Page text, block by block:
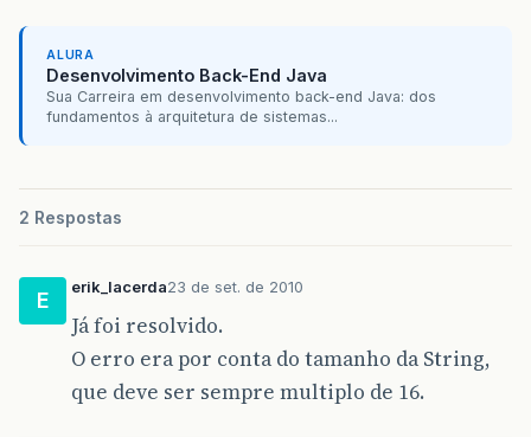
ALURA
Desenvolvimento Back-End Java
Sua Carreira em desenvolvimento back-end Java: dos
fundamentos à arquitetura de sistemas...
2 Respostas
E
erik_lacerda23 de set. de 2010
Já foi resolvido.
O erro era por conta do tamanho da String,
que deve ser sempre multiplo de 16.